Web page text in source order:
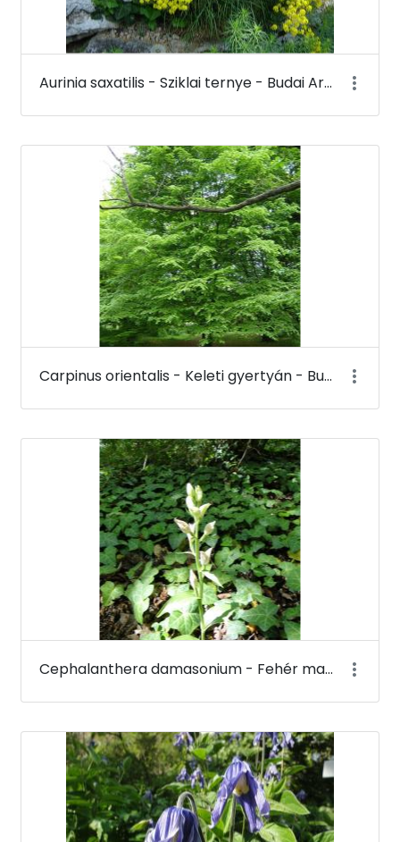
Aurinia saxatilis - Sziklai ternye - Budai Arborétum
Carpinus orientalis - Keleti gyertyán - Budai Arborétum
Cephalanthera damasonium - Fehér madársisak - Budai Arborétum